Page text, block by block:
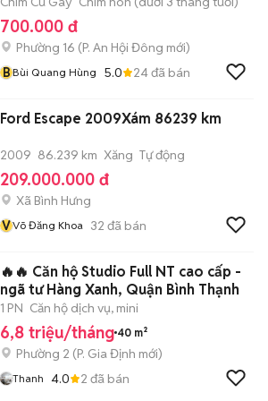
700.000 đ
Phường 16 (P. An Hội Đông mới)
BBùi Quang Hùng 5.0 24đã bán
Ford Escape 2009Xám 86239 km
2009 86.239 km Xăng Tự động
209.000.000 đ
Xã Bình Hưng
VVõ Đăng Khoa 32 đã bán
🔥🔥 Căn hộ Studio Full NT cao cấp -
ngã tư Hàng Xanh, Quận Bình Thạnh
1 PN Căn hộ dịch vụ, mini
6,8 triệu/tháng 40 m²
Phường 2 (P. Gia Định mới)
Thanh 4.0 2 đã bán